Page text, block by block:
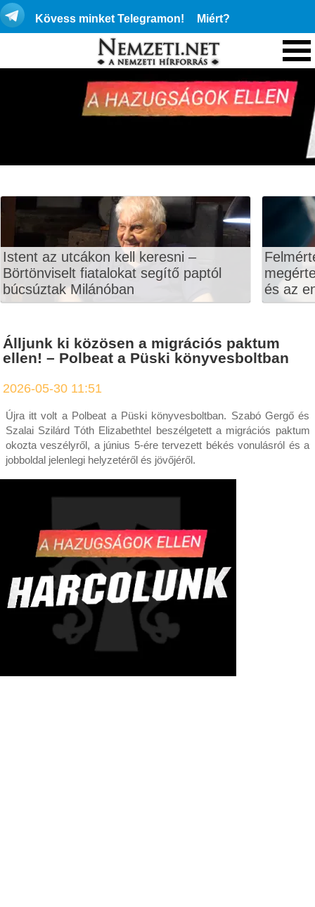
Kövess minket Telegramon! Miért?
Istent az utcákon kell keresni –
Börtönviselt fiatalokat segítő paptól
búcsúztak Milánóban
és az
Álljunk ki közösen a migrációs paktum
ellen! – Polbeat a Püski könyvesboltban
2026-05-30 11:51
Újra itt volt a Polbeat a Püski könyvesboltban. Szabó Gergő és
Szalai Szilárd Tóth Elizabethtel beszélgetett a migrációs paktum
okozta veszélyről, a június 5-ére tervezett békés vonulásról és a
jobboldal jelenlegi helyzetéről és jövőjéről.